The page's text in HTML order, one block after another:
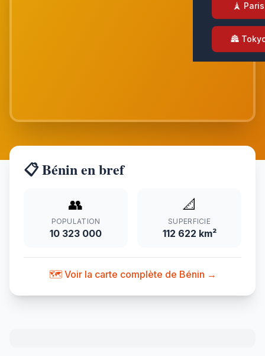
🗼 Paris
🏯
📋 Bénin en bref
👥
POPULATION
10 323 000
📐
SUPERFICIE
112 622 km²
🗺️ Voir la carte complète de Bénin →